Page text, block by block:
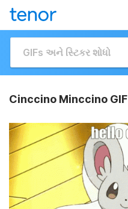
Cinccino Minccino GIF